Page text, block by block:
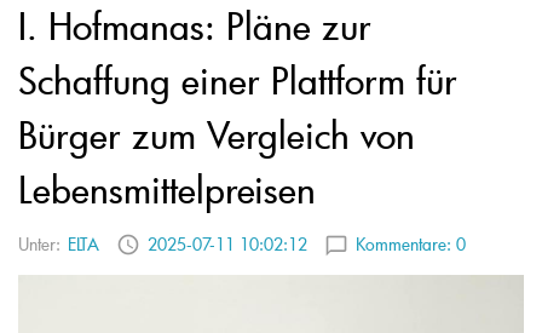
I. Hofmanas: Pläne zur
Schaffung einer Plattform für
Bürger zum Vergleich von
Lebensmittelpreisen
Unter: ELTA 2025-07-11 10:02:12 Kommentare: 0